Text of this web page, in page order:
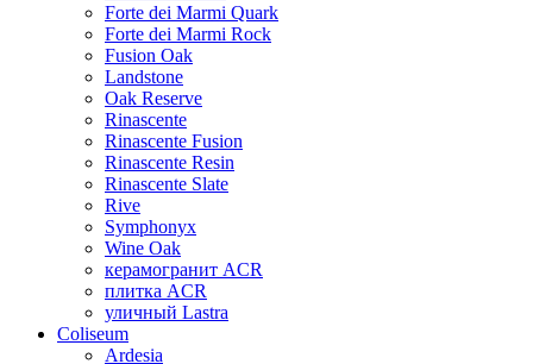
Forte dei Marmi Quark
Forte dei Marmi Rock
Fusion Oak
Landstone
Oak Reserve
Rinascente
Rinascente Fusion
Rinascente Resin
Rinascente Slate
Rive
Symphonyx
Wine Oak
керамогранит ACR
плитка ACR
уличный Lastra
Coliseum
Ardesia